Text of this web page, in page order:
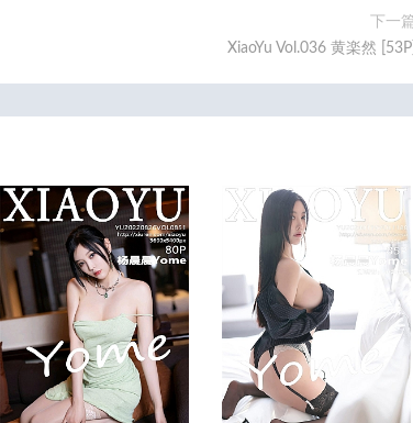
下一
XiaoYu Vol.036 黄楽然